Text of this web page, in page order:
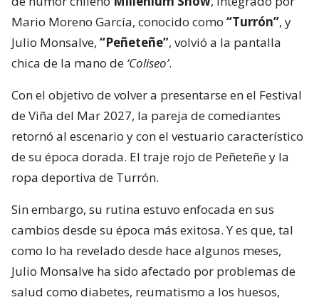
Mario Moreno García, conocido como “Turrón”, y
Julio Monsalve, “Peñeteñe”, volvió a la pantalla
chica de la mano de ‘Coliseo’.
Con el objetivo de volver a presentarse en el Festival
de Viña del Mar 2027, la pareja de comediantes
retornó al escenario y con el vestuario característico
de su época dorada. El traje rojo de Peñeteñe y la
ropa deportiva de Turrón.
Sin embargo, su rutina estuvo enfocada en sus
cambios desde su época más exitosa. Y es que, tal
como lo ha revelado desde hace algunos meses,
Julio Monsalve ha sido afectado por problemas de
salud como diabetes, reumatismo a los huesos,